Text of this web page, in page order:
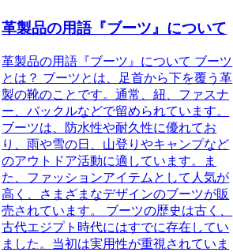
革製品の用語『ブーツ』について
革製品の用語『ブーツ』について ブーツ
とは？ ブーツとは、足首から下を覆う革
製の靴のことです。通常、紐、ファスナ
ー、バックルなどで留められています。
ブーツは、防水性や耐久性に優れてお
り、雨や雪の日、山登りやキャンプなど
のアウトドア活動に適しています。ま
た、ファッションアイテムとして人気が
高く、さまざまなデザインのブーツが販
売されています。 ブーツの歴史は古く、
古代エジプト時代にはすでに存在してい
ました。当初は実用性が重視されていま